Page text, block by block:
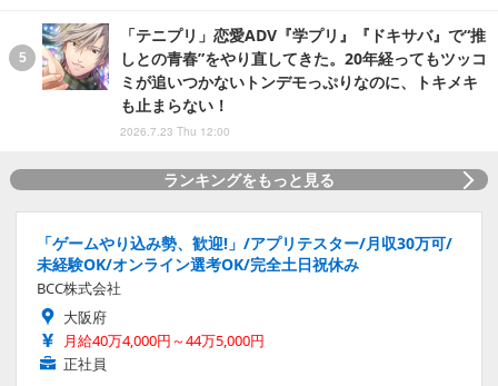
「テニプリ」恋愛ADV『学プリ』『ドキサバ』で“推
しとの青春”をやり直してきた。20年経ってもツッコ
ミが追いつかないトンデモっぷりなのに、トキメキ
も止まらない！
2026.7.23 Thu 12:00
ランキングをもっと見る
「ゲームやり込み勢、歓迎!」/アプリテスター/月収30万可/
未経験OK/オンライン選考OK/完全土日祝休み
BCC株式会社
大阪府
月給40万4,000円～44万5,000円
正社員